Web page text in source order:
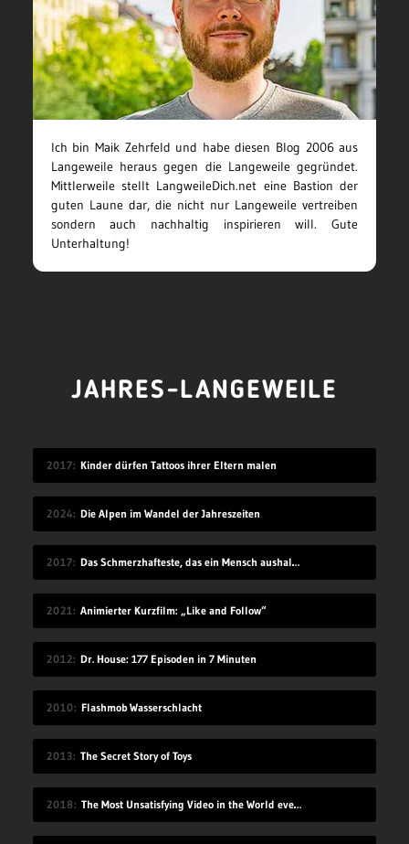
Ich bin Maik Zehrfeld und habe diesen Blog 2006 aus
Langeweile heraus gegen die Langeweile gegründet.
Mittlerweile stellt LangweileDich.net eine Bastion der
guten Laune dar, die nicht nur Langeweile vertreiben
sondern auch nachhaltig inspirieren will. Gute
Unterhaltung!
JAHRES-LANGEWEILE
2017 Kinder dürfen Tattoos ihrer Eltern malen
2024 Die Alpen im Wandel der Jahreszeiten
2017 Das Schmerzhafteste, das ein Mensch aushalten kann
2021 Animierter Kurzfilm: „Like and Follow“
2012 Dr. House: 177 Episoden in 7 Minuten
2010 Flashmob Wasserschlacht
2013 The Secret Story of Toys
2018 The Most Unsatisfying Video in the World ever made – part 2